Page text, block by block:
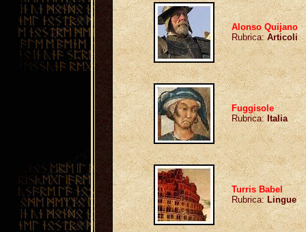
Alonso Quijano
Rubrica:Articoli
Fuggisole
Rubrica:Italia
Turris Babel
Rubrica:Lingue